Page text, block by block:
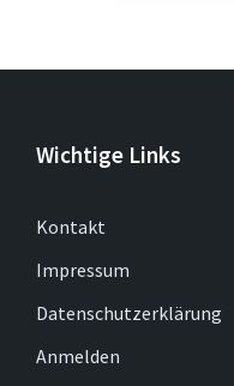
Wichtige Links
Kontakt
Impressum
Datenschutzerklärung
Anmelden